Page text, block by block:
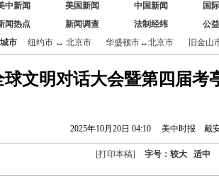
中新闻 美国新闻 中国新闻
国
闻热点
新闻调查 法制经纬
公
市
纽约市↔ 北京市 华盛顿市↔北京市 旧金山
球文明对话大会暨第四届考
2025年10月20日 04:10 美中时报 戴
[打印本稿] 字号： 较大 适中